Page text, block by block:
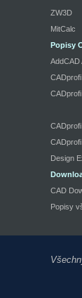
ZW3D
MitCalc
Popisy
AddCAD
Design
CAD
Popisy